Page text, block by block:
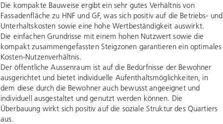
Die kompakte Bauweise ergibt ein sehr gutes Verhältnis von
Fassadenfläche zu HNF und GF, was sich positiv auf die Betriebs- und
Unterhaltskosten sowie eine hohe Wertbeständigkeit auswirkt.
Die einfachen Grundrisse mit einem hohen Nutzwert sowie die
kompakt zusammengefassten Steigzonen garantieren ein optimales
Kosten-Nutzenverhältnis.
Der öffentliche Aussenraum ist auf die Bedürfnisse der Bewohner
ausgerichtet und bietet individuelle Aufenthaltsmöglichkeiten, in
dem diese durch die Bewohner auch bewusst angeeignet und
individuell ausgestaltet und genutzt werden können. Die
Überbauung wirkt sich positiv auf die soziale Struktur des Quartiers
aus.